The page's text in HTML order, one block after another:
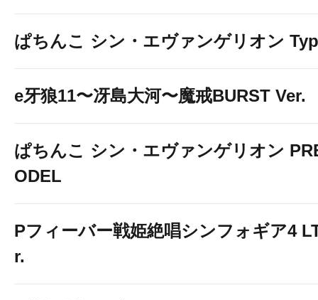
ぱちんこ シン・エヴァンゲリオン
e牙狼11〜冴島大河〜魔戒BURST Ver.
ぱちんこ シン・エヴァンゲリオン
ODEL
Pフィーバー戦姫絶唱シンフォギア4
r.